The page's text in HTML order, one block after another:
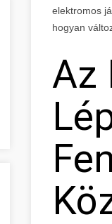
elektromos
hogyan
Az